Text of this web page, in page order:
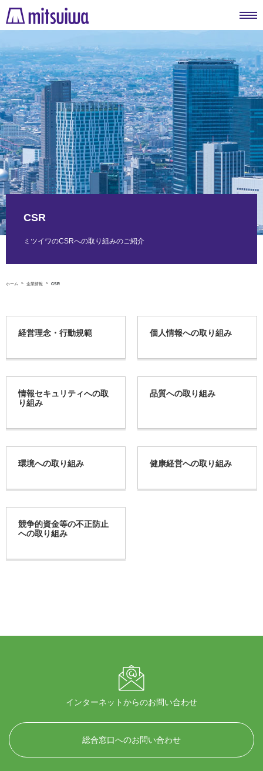
ホーム 企業情報 CSR
CSR
ミツイワのCSRへの取り組みのご紹介
経営理念・行動規範 個人情報への取り組み
情報セキュリティへの取
り組み
品質への取り組み
環境への取り組み 健康経営への取り組み
競争的資金等の不正防止
への取り組み
インターネットからのお問い合わせ
総合窓口へのお問い合わせ